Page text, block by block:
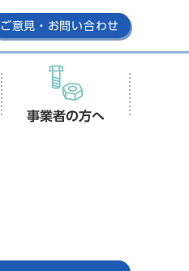
ご意見・お問い合わせ
事業者の方へ